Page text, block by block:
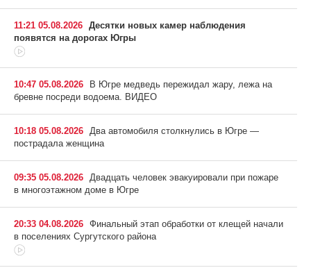
11:21 05.08.2026 Десятки новых камер наблюдения
появятся на дорогах Югры
10:47 05.08.2026
В Югре медведь пережидал жару, лежа на
бревне посреди водоема. ВИДЕО
10:18 05.08.2026 Два автомобиля столкнулись в Югре —
пострадала женщина
09:35 05.08.2026 Двадцать человек эвакуировали при пожаре
в многоэтажном доме в Югре
20:33 04.08.2026 Финальный этап обработки от клещей начали
в поселениях Сургутского района